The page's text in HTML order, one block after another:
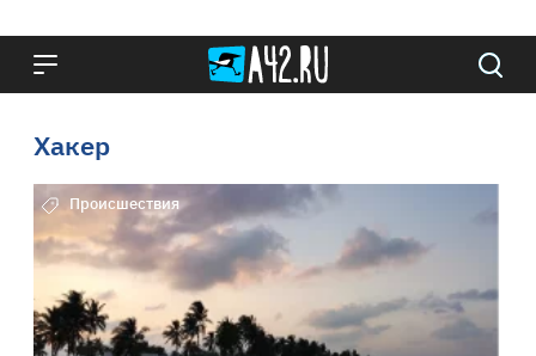
Хакер
Происшествия